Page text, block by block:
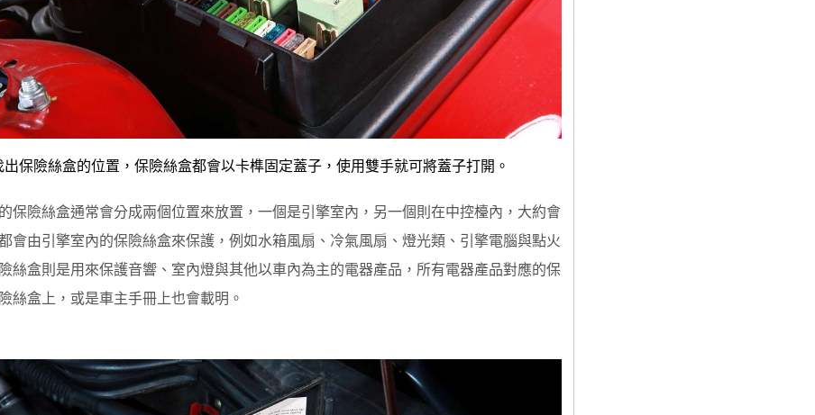
保險絲盒的位置，保險絲盒都會以卡榫固定蓋子，使用雙手就可將蓋子打開。
保險絲盒通常會分成兩個位置來放置，一個是引擎室內，另一個則在中控檯內，大約會
會由引擎室內的保險絲盒來保護，例如水箱風扇、冷氣風扇、燈光類、引擎電腦與點火
絲盒則是用來保護音響、室內燈與其他以車內為主的電器產品，所有電器產品對應的保
絲盒上，或是車主手冊上也會載明。